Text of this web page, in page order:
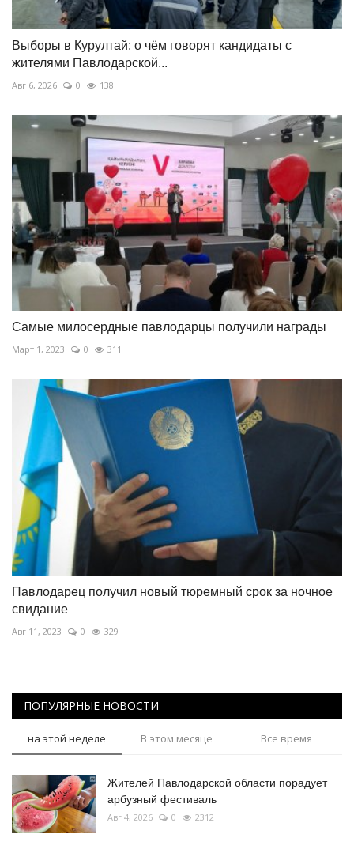
Выборы в Курултай: о чём говорят кандидаты с
жителями Павлодарской...
Авг 6, 2026 0 138
Самые милосердные павлодарцы получили награды
Март 1, 2023 0 311
Павлодарец получил новый тюремный срок за ночное
свидание
Авг 11, 2023 0 329
ПОПУЛЯРНЫЕ НОВОСТИ
на этой неделе В этом месяце Все время
Жителей Павлодарской области порадует
арбузный фестиваль
Авг 4, 2026 0 2312